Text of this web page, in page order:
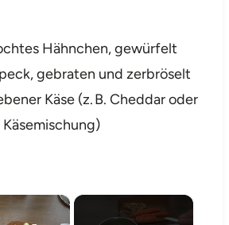
Hähnchen, gewürfelt
gebraten und zerbröselt
Käse (z. B. Cheddar oder
×